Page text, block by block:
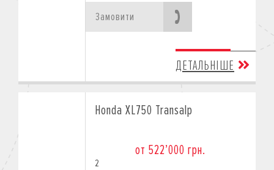
Замовити
ДЕТАЛЬНІШЕ
Honda XL750 Transalp
от 522’000 грн.
2